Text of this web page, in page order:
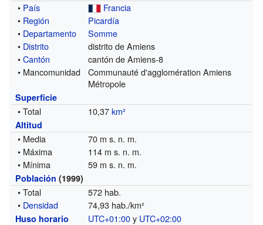
• País
Francia
• Región
Picardía
• Departamento
Somme
• Distrito
distrito de Amiens
•Cantón
cantón de Amiens-8
• Mancomunidad
Communauté d'agglomération Amiens
Métropole
Superficie
• Total 10,37km²
Altitud
• Media
70 m s. n. m.
• Máxima
114 m s. n. m.
• Mínima
59 m s. n. m.
Población (1999)
• Total
572 hab.
• Densidad 74,93 hab./km²
Huso horario UTC+01:00y UTC+02:00